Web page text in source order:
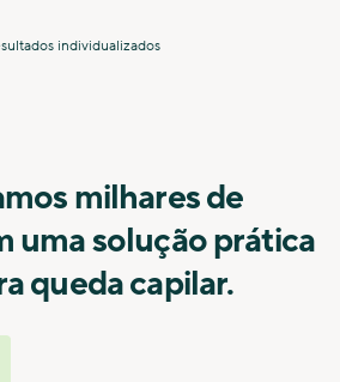
individualizados
milhares de
uma solução prática
queda capilar.